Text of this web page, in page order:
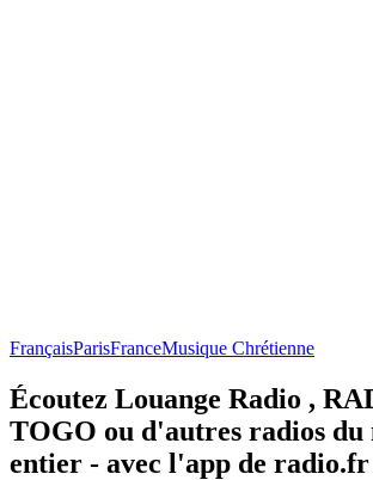
FrançaisParisFranceMusique Chrétienne
Écoutez Louange Radio ,
TOGO ou d'autres radios du
entier - avec l'app de radio.fr